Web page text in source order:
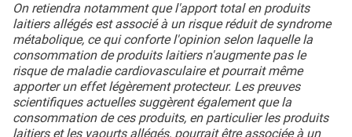
On retiendra notamment que l'apport total en produits
laitiers allégés est associé à un risque réduit de syndrome
métabolique, ce qui conforte l'opinion selon laquelle la
consommation de produits laitiers n'augmente pas le
risque de maladie cardiovasculaire et pourrait même
apporter un effet légèrement protecteur. Les preuves
scientifiques actuelles suggèrent également que la
consommation de ces produits, en particulier les produits
laitiers et les yaourts allégés, pourrait être associée à un